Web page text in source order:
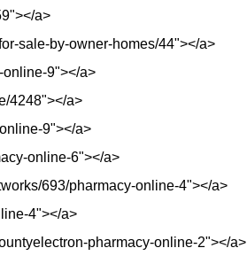
a>
sale-by-owner-homes/44"></a>
online-9"></a>
4248"></a>
9"></a>
online-6"></a>
693/pharmacy-online-4"></a>
4"></a>
pharmacy-online-2"></a>